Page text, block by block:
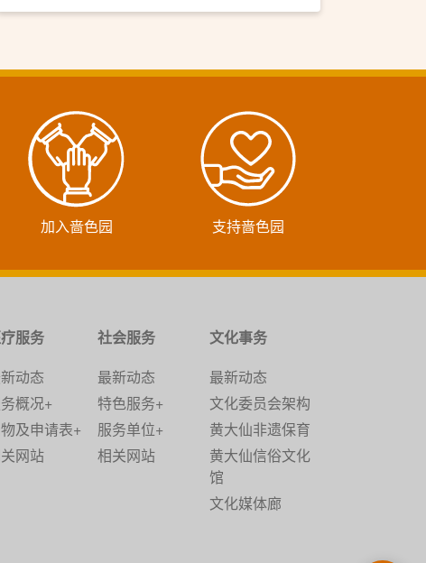
加入啬色园 支持啬色园
服务
动态
概况+
及申请表+
网站
社会服务
最新动态
特色服务+
服务单位+
相关网站
文化事务
最新动态
文化委员会架构
黄大仙非遗保育
黄大仙信俗文化
馆
文化媒体廊